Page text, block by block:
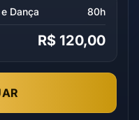
Dança 80h
R$ 120,00